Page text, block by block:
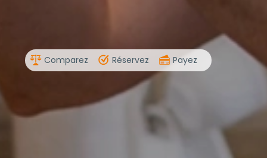
Comparez Réservez Payez